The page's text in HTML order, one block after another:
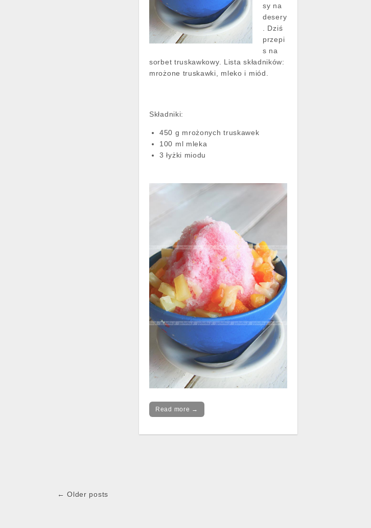
sy na
desery
. Dziś
przepi
s na
sorbet truskawkowy. Lista składników:
mrożone truskawki, mleko i miód.
Składniki:
450 g mrożonych truskawek
100 ml mleka
3 łyżki miodu
Read more →
← Older posts